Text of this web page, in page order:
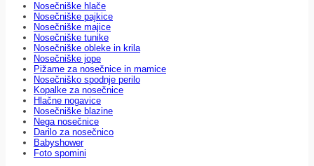
Nosečniške hlače
Nosečniške pajkice
Nosečniške majice
Nosečniške tunike
Nosečniške obleke in krila
Nosečniške jope
Pižame za nosečnice in mamice
Nosečniško spodnje perilo
Kopalke za nosečnice
Hlačne nogavice
Nosečniške blazine
Nega nosečnice
Darilo za nosečnico
Babyshower
Foto spomini